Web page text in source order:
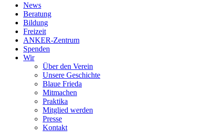
News
Beratung
Bildung
Freizeit
ANKER-Zentrum
Spenden
Wir
Über den Verein
Unsere Geschichte
Blaue Frieda
Mitmachen
Praktika
Mitglied werden
Presse
Kontakt